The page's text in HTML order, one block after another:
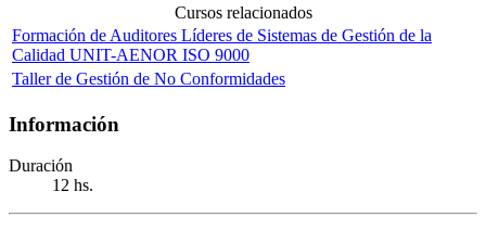
Cursos relacionados
Formación de Auditores Líderes de Sistemas de Gestión de la
Calidad UNIT-AENOR ISO 9000
Taller de Gestión de No Conformidades
Información
Duración
12 hs.